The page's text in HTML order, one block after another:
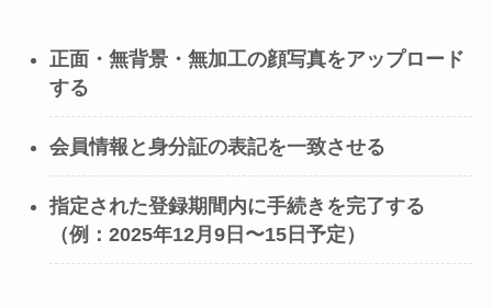
正面・無背景・無加工の顔写真をアップロード
する
会員情報と身分証の表記を一致させる
指定された登録期間内に手続きを完了する
（例：2025年12月9日〜15日予定）